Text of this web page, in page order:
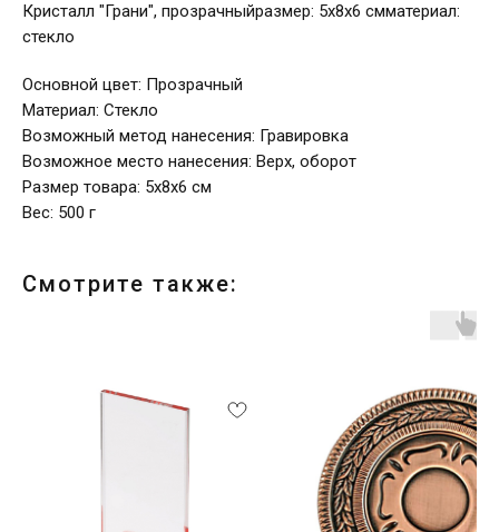
Кристалл "Грани", прозрачныйразмер: 5х8х6 смматериал:
стекло
Основной цвет: Прозрачный
Материал: Стекло
Возможный метод нанесения: Гравировка
Возможное место нанесения: Верх, оборот
Размер товара: 5х8х6 см
Вес: 500 г
Смотрите также: